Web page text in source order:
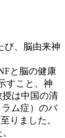
び、脳由来神
と脳の健康
すこと、神
は中国の清
ム症）のバ
りました。